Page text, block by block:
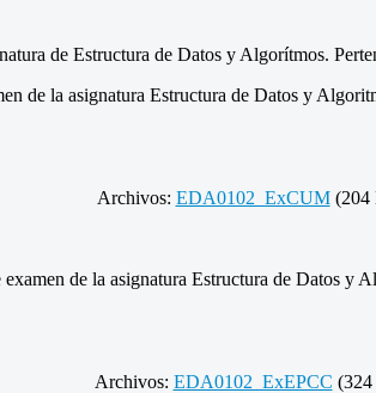
de Estructura de Datos y Algorítmos.
de la asignatura Estructura de Datos y
Archivos: EDA0102_ExCUM(204
de la asignatura Estructura de Datos y
Archivos: EDA0102_ExEPCC